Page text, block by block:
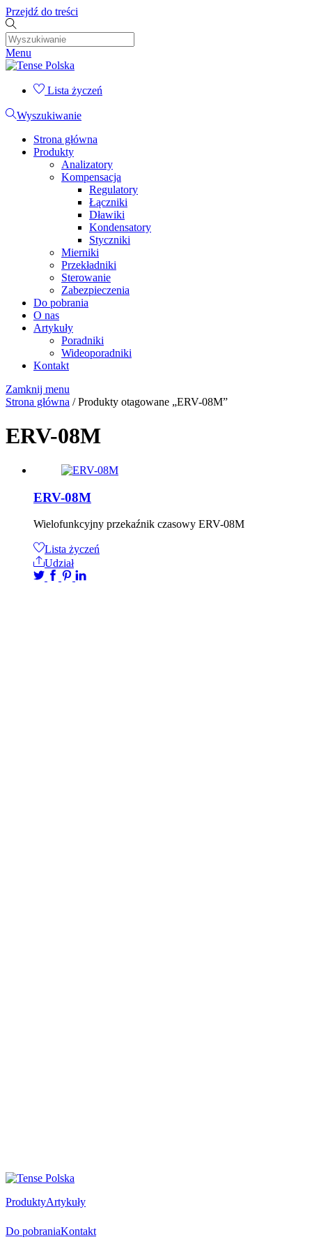
Przejdź do treści
Menu
Lista życzeń
Wyszukiwanie
Strona główna
Produkty
Analizatory
Kompensacja
Regulatory
Łączniki
Dławiki
Kondensatory
Styczniki
Mierniki
Przekładniki
Sterowanie
Zabezpieczenia
Do pobrania
O nas
Artykuły
Poradniki
Wideoporadniki
Kontakt
Zamknij menu
Strona główna / Produkty otagowane „ERV-08M”
ERV-08M
ERV-08M
Wielofunkcyjny przekaźnik czasowy ERV-08M
Lista życzeń
Udział
ProduktyArtykuły
Do pobraniaKontakt